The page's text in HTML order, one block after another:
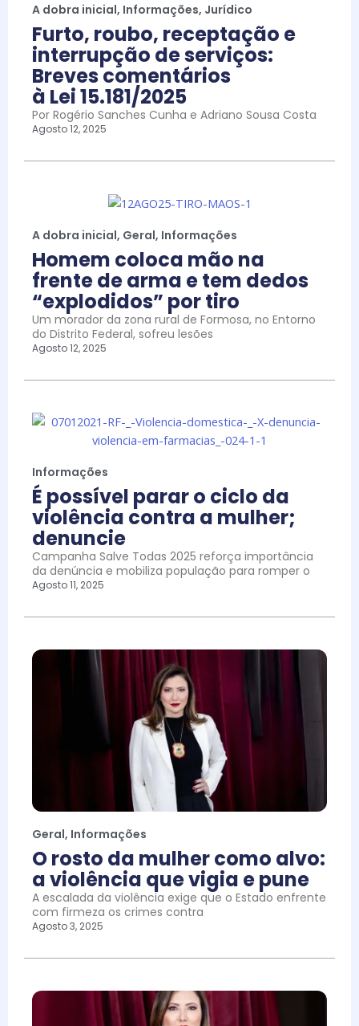
A dobra inicial, Informações, Jurídico
Furto, roubo, receptação e
interrupção de serviços:
Breves comentários
à Lei 15.181/2025
Por Rogério Sanches Cunha e Adriano Sousa Costa
Agosto 12, 2025
A dobra inicial, Geral, Informações
Homem coloca mão na
frente de arma e tem dedos
“explodidos” por tiro
Um morador da zona rural de Formosa, no Entorno
do Distrito Federal, sofreu lesões
Agosto 12, 2025
Informações
É possível parar o ciclo da
violência contra a mulher;
denuncie
Campanha Salve Todas 2025 reforça importância
da denúncia e mobiliza população para romper o
Agosto 11, 2025
Geral, Informações
O rosto da mulher como alvo:
a violência que vigia e pune
A escalada da violência exige que o Estado enfrente
com firmeza os crimes contra
Agosto 3, 2025